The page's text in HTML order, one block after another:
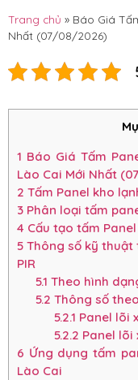
Trang chủ » Báo Giá
Nhất (07/08/2026)
1 Báo Giá Tấm
Lào Cai Mới Nhất
2 Tấm Panel kho
3 Phân loại tấm
4 Cấu tạo tấm
5 Thông số kỹ thuật
PIR
5.1 Theo hình
5.2 Thông số
5.2.1 Panel lõi
5.2.2 Panel lõi
6 Ứng dụng tấm
Lào Cai